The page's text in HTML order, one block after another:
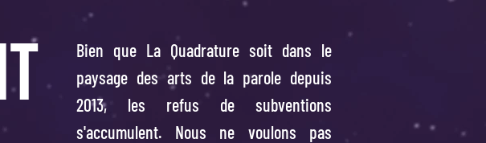
Bien que La Quadrature soit dans le
paysage des arts de la parole depuis
2013, les refus de subventions
s'accumulent. Nous ne voulons pas